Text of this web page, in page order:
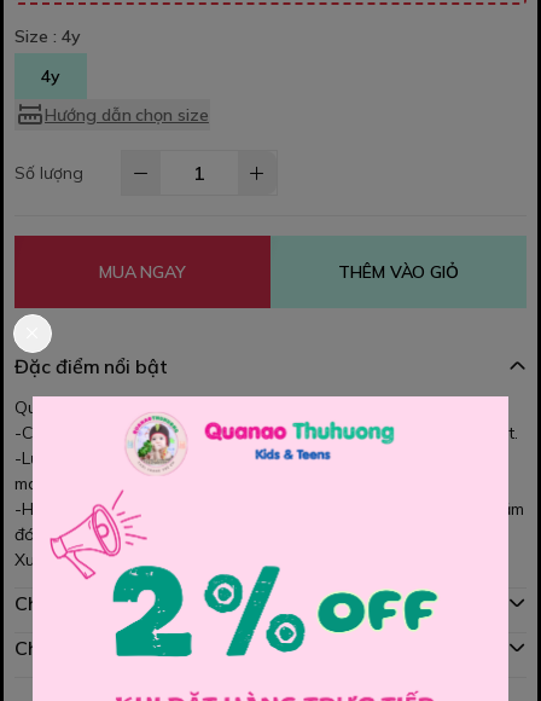
Size : 4y
4y
Hướng dẫn chọn size
Số lượng
MUA NGAY THÊM VÀO GIỎ
Đặc điểm nổi bật
Quần short Disney cho bé gái
-Chất thun cotton, da cá mềm mại, mịn, sờ mướt tay ,thoáng mát.
-Lưng chun mềm êm, co giãn, dây kiểu ko rút đc. Bé mặc thoải
mái.
-Họa tiết và màu sắc rất nổi bật, Bé mặc cùng áo thun rất yêu lắm
đó ạ.
Xuất sứ Việt nam
Chính sách mua hàng
Chính sách đổi hàng